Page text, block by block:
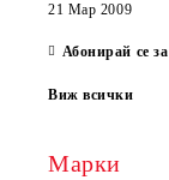
21 Мар 2009
Абонирай се
Виж всички
Марки